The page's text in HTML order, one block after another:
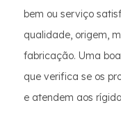
bem ou serviço
qualidade, origem,
fabricação. Uma
que verifica se os
e atendem aos